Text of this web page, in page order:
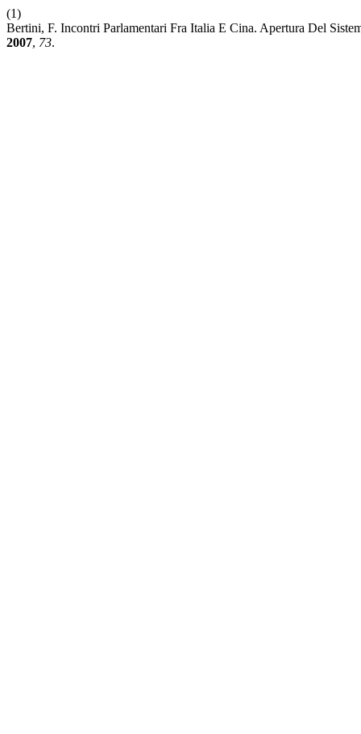
(1)
Bertini, F. Incontri Parlamentari Fra Italia E Cina. Apertura Del
2007, 73.